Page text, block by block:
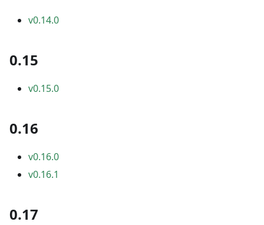
v0.14.0
0.15
v0.15.0
0.16
v0.16.0
v0.16.1
0.17